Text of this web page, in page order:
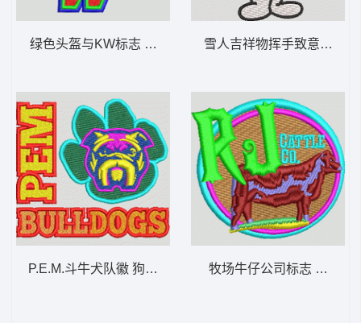
绿色头盔与KW标志 章仔标志布贴徽章男
P.E.M.斗牛犬队徽 狗 章仔标志布贴徽章男
雪人吉祥物挥手致意 章仔
牧场牛仔公司标志 章仔标